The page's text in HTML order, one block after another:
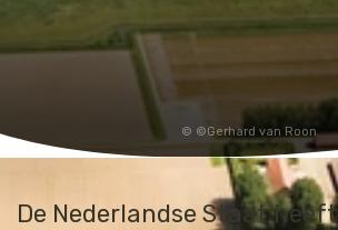
©Gerhard van Roon
De Nederlandse Staat heeft